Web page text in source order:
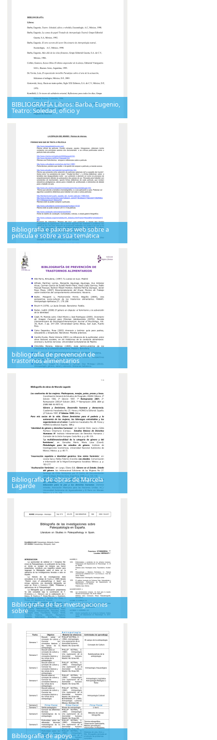
BIBLIOGRAFÍA Libros: Barba, Eugenio,
Teatro: Soledad, oficio y
Bibliografía e páxinas web sobre a
película e sobre a súa temática
bibliografía de prevención de
trastornos alimentarios
Bibliografía de obras de Marcela
Lagarde
Bibliografía de las investigaciones
sobre
Bibliografía de apoyo